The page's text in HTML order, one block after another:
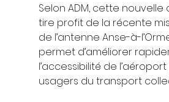
Selon ADM, cette nouvelle
tire profit de la récente
de l’antenne Anse-à-
permet d’améliorer
l’accessibilité de
usagers du transport